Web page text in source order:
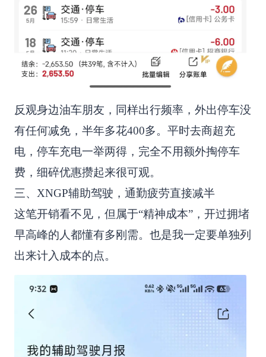
反观身边油车朋友，同样出行频率，外出停车没
有任何减免，半年多花400多。平时去商超充
电，停车充电一举两得，完全不用额外掏停车
费，细碎优惠攒起来很可观。
三、XNGP辅助驾驶，通勤疲劳直接减半
这笔开销看不见，但属于“精神成本”，开过拥堵
早高峰的人都懂有多刚需。也是我一定要单独列
出来计入成本的点。